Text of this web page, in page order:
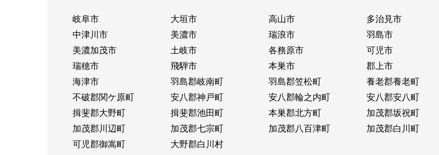
岐阜市 大垣市 高山市
多治見市
中津川市
美濃市 瑞浪市
羽島市
美濃加茂市
土岐市 各務原市
可児市
瑞穂市
飛騨市 本巣市
郡上市
海津市
羽島郡岐南町 羽島郡笠松町
養老郡養老町
不破郡関ケ原町
安八郡神戸町 安八郡輪之内町
安八郡安八町
揖斐郡大野町
揖斐郡池田町 本巣郡北方町
加茂郡坂祝町
加茂郡川辺町
加茂郡七宗町 加茂郡八百津町
加茂郡白川町
可児郡御嵩町
大野郡白川村